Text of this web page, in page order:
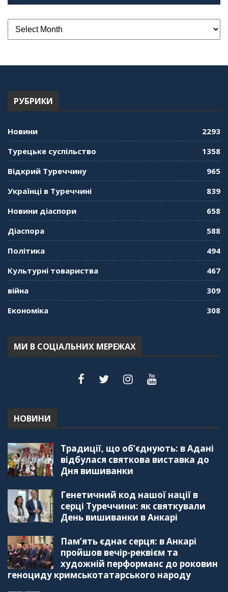
РУБРИКИ
Новини
2293
Турецьке суспільство
1358
Відкрий Туреччину
965
Українці в Туреччині
839
Новини діаспори
658
Діаспора
588
Політика
494
Культурні товариства
467
війна
309
Економіка
308
МИ В СОЦІАЛЬНИХ МЕРЕЖАХ
НОВИНИ
Традиції, що об’єднують: в Адані
відбулася святкова виставка до
Дня вишиванки
Генетичний код нашої нації в
серці Туреччини: як святкували
День вишиванки в Анкарі
Пам’ять єднає серця: в Анкарі
пройшов вечір-реквієм та
художній перформанс до роковин
геноциду кримськотатарського народу